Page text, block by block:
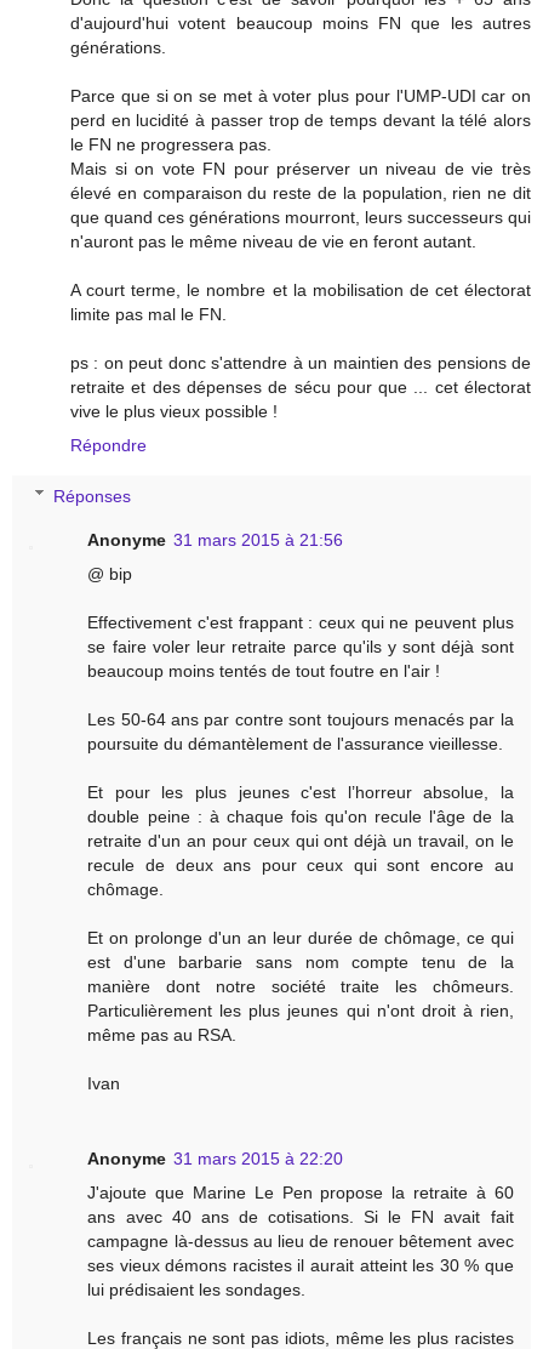
d'aujourd'hui votent beaucoup moins FN que les autres
générations.
Parce que si on se met à voter plus pour l'UMP-UDI car on
perd en lucidité à passer trop de temps devant la télé alors
le FN ne progressera pas.
Mais si on vote FN pour préserver un niveau de vie très
élevé en comparaison du reste de la population, rien ne dit
que quand ces générations mourront, leurs successeurs qui
n'auront pas le même niveau de vie en feront autant.
A court terme, le nombre et la mobilisation de cet électorat
limite pas mal le FN.
ps : on peut donc s'attendre à un maintien des pensions de
retraite et des dépenses de sécu pour que ... cet électorat
vive le plus vieux possible !
Répondre
Réponses
Anonyme 31 mars 2015 à 21:56
@ bip
Effectivement c'est frappant : ceux qui ne peuvent plus
se faire voler leur retraite parce qu'ils y sont déjà sont
beaucoup moins tentés de tout foutre en l'air !
Les 50-64 ans par contre sont toujours menacés par la
poursuite du démantèlement de l'assurance vieillesse.
Et pour les plus jeunes c'est l’horreur absolue, la
double peine : à chaque fois qu'on recule l'âge de la
retraite d'un an pour ceux qui ont déjà un travail, on le
recule de deux ans pour ceux qui sont encore au
chômage.
Et on prolonge d'un an leur durée de chômage, ce qui
est d'une barbarie sans nom compte tenu de la
manière dont notre société traite les chômeurs.
Particulièrement les plus jeunes qui n'ont droit à rien,
même pas au RSA.
Ivan
Anonyme 31 mars 2015 à 22:20
J'ajoute que Marine Le Pen propose la retraite à 60
ans avec 40 ans de cotisations. Si le FN avait fait
campagne là-dessus au lieu de renouer bêtement avec
ses vieux démons racistes il aurait atteint les 30 % que
lui prédisaient les sondages.
Les français ne sont pas idiots, même les plus racistes